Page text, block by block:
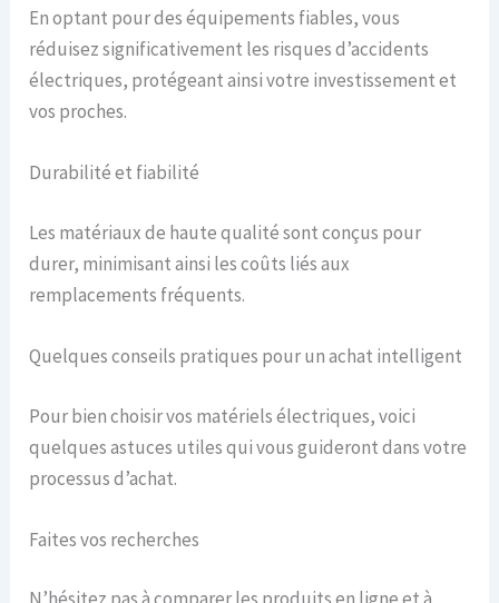
En optant pour des équipements fiables, vous
réduisez significativement les risques d’accidents
électriques, protégeant ainsi votre investissement et
vos proches.
Durabilité et fiabilité
Les matériaux de haute qualité sont conçus pour
durer, minimisant ainsi les coûts liés aux
remplacements fréquents.
Quelques conseils pratiques pour un achat intelligent
Pour bien choisir vos matériels électriques, voici
quelques astuces utiles qui vous guideront dans votre
processus d’achat.
Faites vos recherches